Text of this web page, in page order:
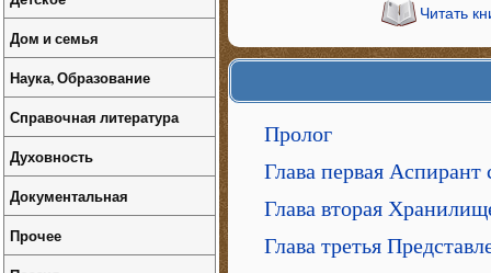
Читать
Пролог
Глава первая Аспирант
Глава вторая
Глава третья
Дом и семья
Наука, Образование
Справочная литература
Духовность
Документальная
Прочее